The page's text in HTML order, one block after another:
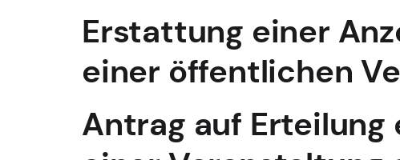
Erstattung einer
einer öffentlichen
Antrag auf